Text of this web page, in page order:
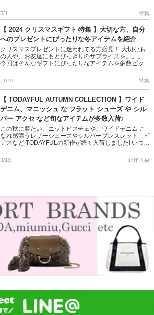
5/1 特集
【 2024 クリスマスギフト 特集 】大切な方、自分
へのプレゼントにぴったりな冬アイテムを紹介
クリスマスプレゼントに迷われてる方必見！ 大切なあ
の人や、お友達にもとびっきりのサプライズを。。。
今回はそんなギフトにぴったりなアイテムを多数ピック
マスギフト特集 […]
11/20 特集
【 TODAYFUL AUTUMN COLLECTION 】ワイド
デニム、マニッシュ な フラット シューズ や シル
バー アクセ など旬なアイテムが多数入荷♪
この秋に着たい、ニットビスチェや、ワイドデニム こ
なれ感漂うレザーシューズやシルバーブレスレット、ピ
アスなど TODAYFULの新作が続々入荷しました! いつも
れるアイテ […]
9/13 新作入荷